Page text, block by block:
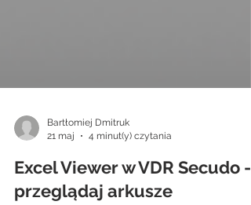
Bartłomiej Dmitruk
21 maj
4 minut(y) czytania